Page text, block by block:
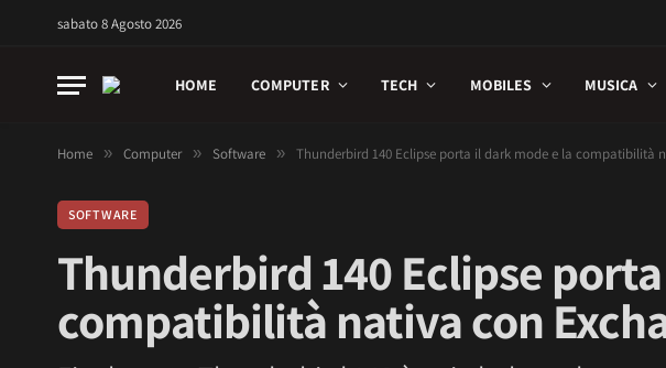
sabato 8 Agosto 2026
HOME COMPUTER TECH MOBILES MUSICA
Home » Computer » Software » Thunderbird 140 Eclipse porta il dark mode e la compatibilità
SOFTWARE
Thunderbird 140 Eclipse
compatibilità nativa con